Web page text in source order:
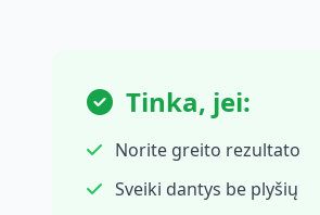
Tinka, jei:
Norite greito rezultato
Sveiki dantys be plyšių